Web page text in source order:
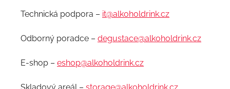
Technická podpora – it@alkoholdrink.cz
Odborný poradce – degustace@alkoholdrink.cz
E-shop – eshop@alkoholdrink.cz